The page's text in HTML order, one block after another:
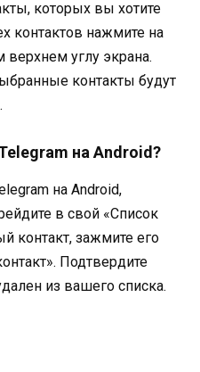
которых вы хотите
контактов нажмите на
верхнем углу экрана.
контакты будут
на Android?
на Android,
в свой «Список
контакт, зажмите его
Подтвердите
из вашего списка.